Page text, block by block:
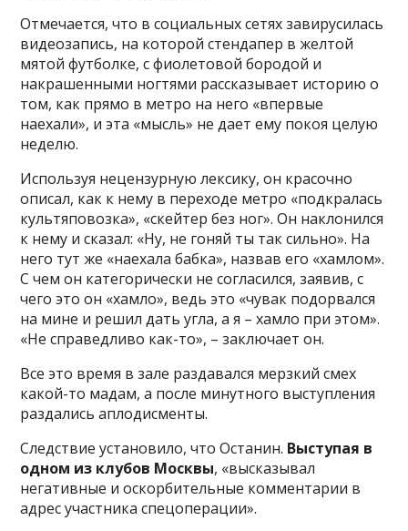
Отмечается, что в социальных сетях завирусилась
видеозапись, на которой стендапер в желтой
мятой футболке, с фиолетовой бородой и
накрашенными ногтями рассказывает историю о
том, как прямо в метро на него «впервые
наехали», и эта «мысль» не дает ему покоя целую
неделю.
Используя нецензурную лексику, он красочно
описал, как к нему в переходе метро «подкралась
культяповозка», «скейтер без ног». Он наклонился
к нему и сказал: «Ну, не гоняй ты так сильно». На
него тут же «наехала бабка», назвав его «хамлом».
С чем он категорически не согласился, заявив, с
чего это он «хамло», ведь это «чувак подорвался
на мине и решил дать угла, а я – хамло при этом».
«Не справедливо как-то», – заключает он.
Все это время в зале раздавался мерзкий смех
какой-то мадам, а после минутного выступления
раздались аплодисменты.
Следствие установило, что Останин. Выступая в
одном из клубов Москвы, «высказывал
негативные и оскорбительные комментарии в
адрес участника спецоперации».